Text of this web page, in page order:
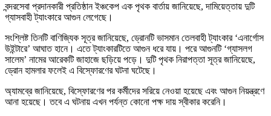
বন্দরসেবা প্রদানকারী প্রতিষ্ঠান ইঞ্চকেপ এক পৃথক বার্তায় জানিয়েছে, দামিয়েত্তায় দুটি
গ্যাসবাহী ট্যাংকারে আগুন লেগেছে।
সংশ্লিষ্ট তিনটি বাণিজ্যিক সূত্র জানিয়েছে, ড্রোনটি ভাসমান তেলবাহী ট্যাংকার ‘এনার্গোস
উইন্টারে’ আঘাত হানে। এতে ট্যাংকারটিতে আগুন ধরে যায়। পরে আগুনটি ‘গ্যাসলগ
সালেম’ নামের আরেকটি জাহাজে ছড়িয়ে পড়ে। দুটি পৃথক নিরাপত্তা সূত্র জানিয়েছে,
ড্রোন হামলার ফলেই এ বিস্ফোরণের ঘটনা ঘটেছে।
অ্যামব্রে জানিয়েছে, বিস্ফোরণের পর কর্মীদের সরিয়ে নেওয়া হয়েছে এবং আগুন নিয়ন্ত্রণে
আনা হয়েছে। তবে এ ঘটনায় এখন পর্যন্ত কোনো পক্ষ দায় স্বীকার করেনি।